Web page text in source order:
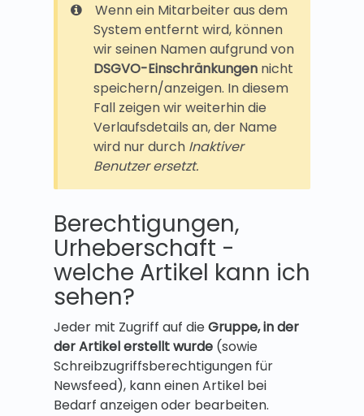
Wenn ein Mitarbeiter aus dem
System entfernt wird, können
wir seinen Namen aufgrund von
DSGVO-Einschränkungen nicht
speichern/anzeigen. In diesem
Fall zeigen wir weiterhin die
Verlaufsdetails an, der Name
wird nur durch Inaktiver
Benutzer ersetzt.
Berechtigungen,
Urheberschaft -
welche Artikel kann ich
sehen?
Jeder mit Zugriff auf dieGruppe, in der
der Artikel erstellt wurde (sowie
Schreibzugriffsberechtigungen für
Newsfeed), kann einen Artikel bei
Bedarf anzeigen oder bearbeiten.